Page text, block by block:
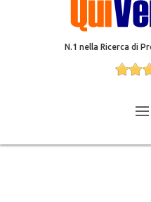
N.1 nella Ricerca di